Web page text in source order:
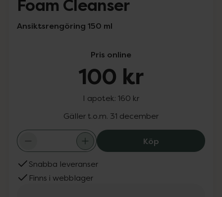
Foam Cleanser
Ansiktsrengöring 150 ml
Pris online
100 kr
I apotek: 160 kr
Gäller t.o.m. 31 december
KöpBanila Co
Snabba leveranser
Finns i webblager